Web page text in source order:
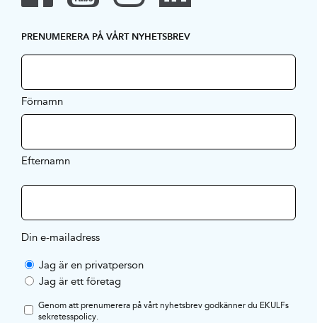
PRENUMERERA PÅ VÅRT NYHETSBREV
Förnamn
Efternamn
Din e-mailadress
Jag är en privatperson
Jag är ett företag
Genom att prenumerera på vårt nyhetsbrev godkänner du EKULFs
sekretesspolicy.